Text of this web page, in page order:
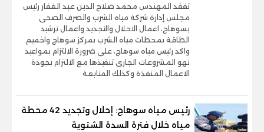
تفقد المهندس محمد صلاح الدين عبد الغفار رئيس
مجلس إدارة شركة مياه الشرب والصرف الصحى
بسوهاج، اعمال الاحلال والتجديد واعمال ترشيد
الطاقة بمحطات مياه الشرب بمركز سوهاج واخميم.
واكد رئيس مياه سوهاج، على ضرورة الالتزام بمواعيد
نهو المشروعات الجارى تنفيذها مع الالتزام بجودة
الاعمال المنفذة وكذلك المتابعة
رئيس مياه سوهاج: إحلال وتجديد 42 محطة
مياه خلال فترة السدة الشتوية